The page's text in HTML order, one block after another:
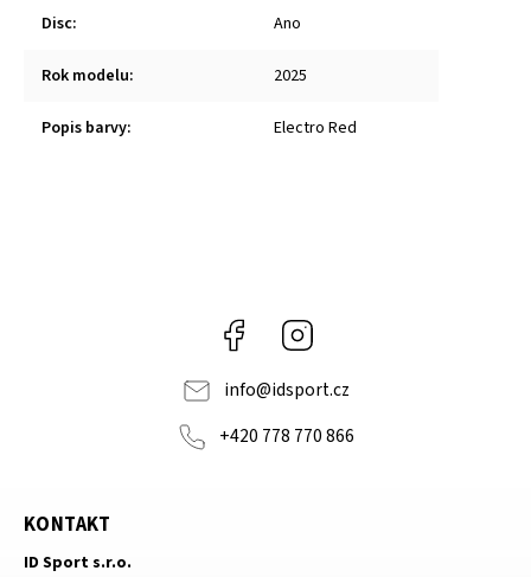
Disc: Ano
Rok modelu: 2025
Popis barvy: Electro Red
Facebook
info@idsport.cz
+420 778 770 866
KONTAKT
ID Sport s.r.o.